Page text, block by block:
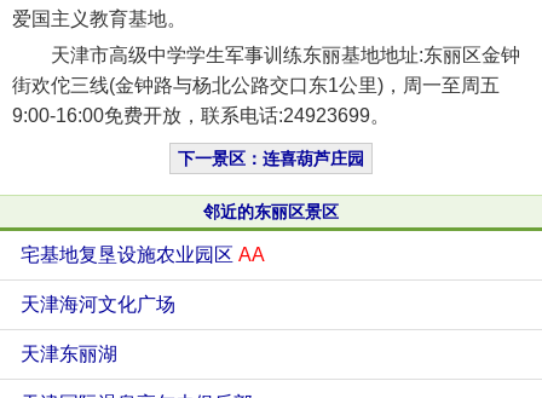
爱国主义教育基地。
天津市高级中学学生军事训练东丽基地地址:东丽区金钟
街欢佗三线(金钟路与杨北公路交口东1公里)，周一至周五
9:00-16:00免费开放，联系电话:24923699。
下一景区：连喜葫芦庄园
邻近的东丽区景区
宅基地复垦设施农业园区 AA
天津海河文化广场
天津东丽湖